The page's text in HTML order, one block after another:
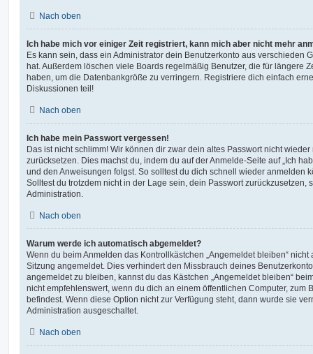
Nach oben
Ich habe mich vor einiger Zeit registriert, kann mich aber nicht mehr
Es kann sein, dass ein Administrator dein Benutzerkonto aus verschieden
hat. Außerdem löschen viele Boards regelmäßig Benutzer, die für längere
haben, um die Datenbankgröße zu verringern. Registriere dich einfach
Diskussionen teil!
Nach oben
Ich habe mein Passwort vergessen!
Das ist nicht schlimm! Wir können dir zwar dein altes Passwort nicht
zurücksetzen. Dies machst du, indem du auf der Anmelde-Seite auf „Ich
und den Anweisungen folgst. So solltest du dich schnell wieder anmelden
Solltest du trotzdem nicht in der Lage sein, dein Passwort zurückzusetzen,
Administration.
Nach oben
Warum werde ich automatisch abgemeldet?
Wenn du beim Anmelden das Kontrollkästchen „Angemeldet bleiben“
Sitzung angemeldet. Dies verhindert den Missbrauch deines
angemeldet zu bleiben, kannst du das Kästchen „Angemeldet bleiben“
nicht empfehlenswert, wenn du dich an einem öffentlichen Computer, zum
befindest. Wenn diese Option nicht zur Verfügung steht, dann wurde sie
Administration ausgeschaltet.
Nach oben